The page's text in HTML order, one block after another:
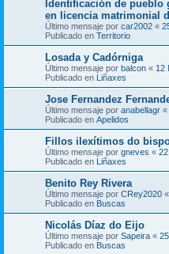
Identificación de pueblo
en licencia matrimonial
Último mensaje por car2002 «
Publicado en Territorio
Losada y Cadórniga
Último mensaje por balcon « 12
Publicado en Liñaxes
Jose Fernandez
Último mensaje por anabellagr «
Publicado en Apelidos
Fillos ilexítimos do
Último mensaje por gneves «
Publicado en Liñaxes
Benito Rey Rivera
Último mensaje por CRey2020 «
Publicado en Buscas
Nicolás Díaz do Eijo
Último mensaje por Sapeira «
Publicado en Buscas